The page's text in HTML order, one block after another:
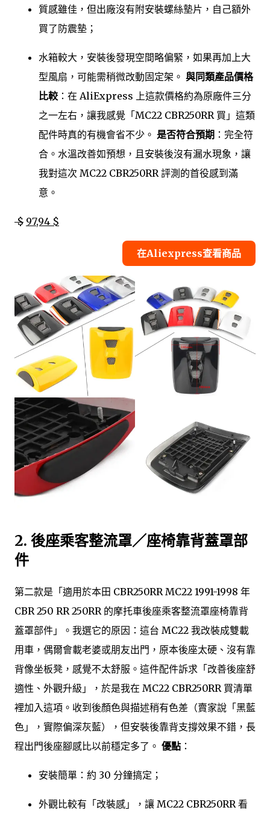
質感雖佳，但出廠沒有附安裝螺絲墊片，自己額外
買了防震墊；
水箱較大，安裝後發現空間略偏緊，如果再加上大
型風扇，可能需稍微改動固定架。 與同類產品價格
比較 ：在 AliExpress 上這款價格約為原廠件三分
之一左右，讓我感覺「MC22 CBR250RR 買」這類
配件時真的有機會省不少。 是否符合預期 ：完全符
合。水溫改善如預想，且安裝後沒有漏水現象，讓
我對這次 MC22 CBR250RR 評測的首役感到滿
意。
$ 97,94 $
在Aliexpress查看商品
2. 後座乘客整流罩／座椅靠背蓋罩部
件
第二款是「適用於本田 CBR250RR MC22 1991-1998 年
CBR 250 RR 250RR 的摩托車後座乘客整流罩座椅靠背
蓋罩部件」。我選它的原因：這台 MC22 我改裝成雙載
用車，偶爾會載老婆或朋友出門，原本後座太硬、沒有靠
背像坐板凳，感覺不太舒服。這件配件訴求「改善後座舒
適性、外觀升級」，於是我在 MC22 CBR250RR 買清單
裡加入這項。收到後顏色與描述稍有色差（賣家說「黑藍
色」，實際偏深灰藍），但安裝後靠背支撐效果不錯，長
程出門後座腳感比以前穩定多了。 優點 ：
安裝簡單：約 30 分鐘搞定；
外觀比較有「改裝感」，讓 MC22 CBR250RR 看